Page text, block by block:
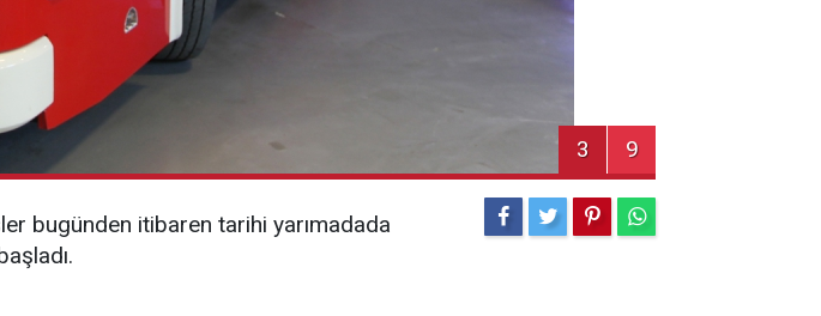
3 9
bugünden itibaren tarihi yarımadada